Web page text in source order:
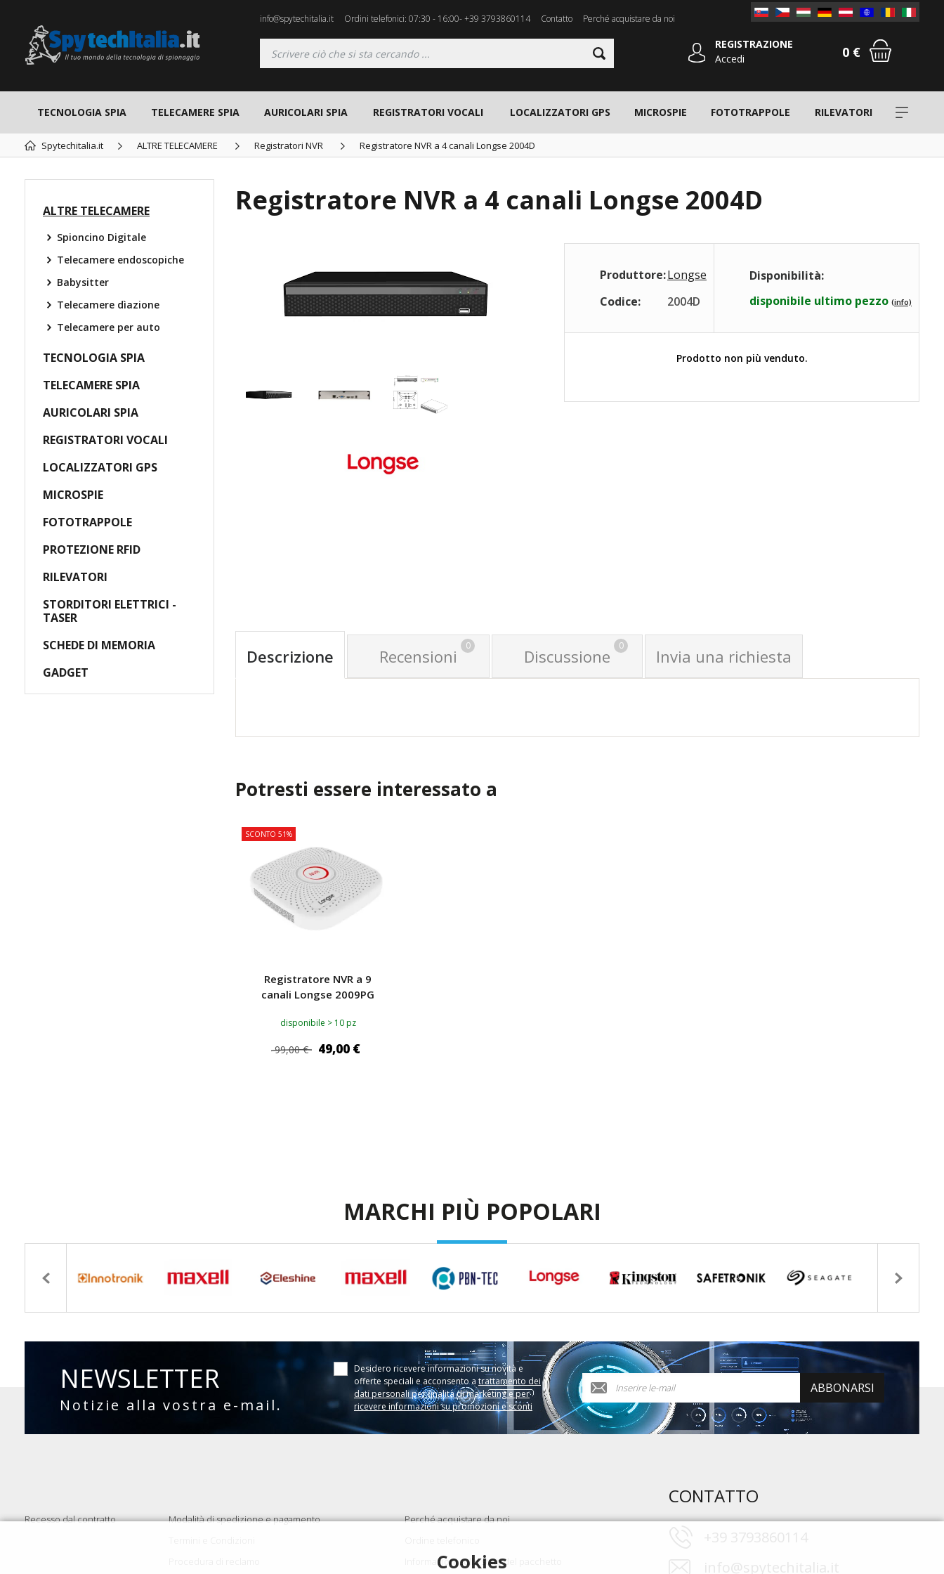
info@spytechitalia.it Ordini telefonici: 07:30 - 16:00- +39 3793860114 Contatto Perché acquistare da noi
REGISTRAZIONE
Accedi
0 €
TECNOLOGIA SPIA TELECAMERE SPIA AURICOLARI SPIA REGISTRATORI VOCALI LOCALIZZATORI GPS MICROSPIE FOTOTRAPPOLE RILEVATORI
Spytechitalia.it ALTRE TELECAMERE Registratori NVR Registratore NVR a 4 canali Longse 2004D
Registratore NVR a 4 canali Longse 2004D
Produttore:Longse
Codice:
2004D
Disponibilità:
disponibile ultimo pezzo (info)
Prodotto non più venduto.
Descrizione Recensioni
0
Discussione
0
Invia una richiesta
Potresti essere interessato a
SCONTO 51%
Registratore NVR a 9
canali Longse 2009PG
disponibile > 10 pz
99,00 € 49,00 €
ALTRE TELECAMERE
Spioncino Digitale
Telecamere endoscopiche
Babysitter
Telecamere dìazione
Telecamere per auto
TECNOLOGIA SPIA
TELECAMERE SPIA
AURICOLARI SPIA
REGISTRATORI VOCALI
LOCALIZZATORI GPS
MICROSPIE
FOTOTRAPPOLE
PROTEZIONE RFID
RILEVATORI
STORDITORI ELETTRICI -
TASER
SCHEDE DI MEMORIA
GADGET
MARCHI PIÙ POPOLARI
NEWSLETTER
Notizie alla vostra e-mail.
Desidero ricevere informazioni su novità e
offerte speciali e acconsento a trattamento dei
dati personali per finalità di marketing e per
ricevere informazioni su promozioni e sconti
ABBONARSI
Recesso dal contratto
Modalità di spedizione e pagamento
Perché acquistare da noi
Informazioni sullo stato del pacchetto
CONTATTO
Cookies